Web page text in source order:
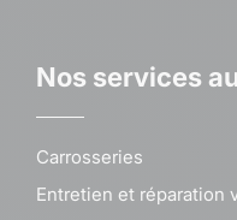
Nos services
Carrosseries
Entretien et réparation